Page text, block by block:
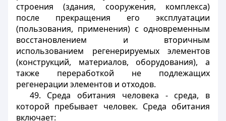
строения (здания, сооружения, комплекса)
после прекращения его эксплуатации
(пользования, применения) с одновременным
восстановлением и вторичным
использованием регенерируемых элементов
(конструкций, материалов, оборудования), а
также переработкой не подлежащих
регенерации элементов и отходов.
49. Среда обитания человека - среда, в
которой пребывает человек. Среда обитания
включает: